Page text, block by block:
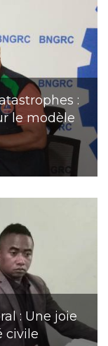
:
le modèle
: Une joie
civile